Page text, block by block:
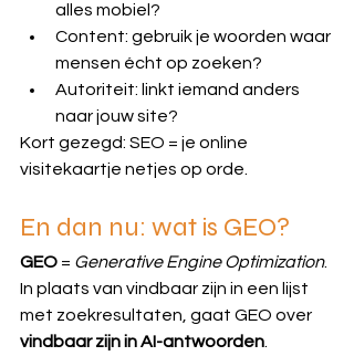
alles mobiel?
Content: gebruik je woorden waar
mensen écht op zoeken?
Autoriteit: linkt iemand anders
naar jouw site?
Kort gezegd: SEO = je online
visitekaartje netjes op orde.
En dan nu: wat is GEO?
GEO = Generative Engine Optimization.
In plaats van vindbaar zijn in een lijst
met zoekresultaten, gaat GEO over
vindbaar zijn in AI-antwoorden.